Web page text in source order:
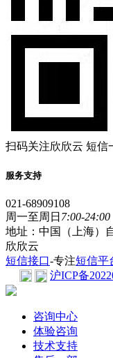
扫码关注欣欣云 短信
服务支持
021-68909108
周一至周日 7:00-24:00
地址：中国（上海）
欣欣云
短信接口-专注短信平
沪ICP备
咨询中心
体验咨询
技术支持